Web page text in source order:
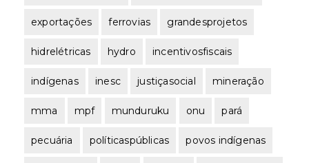
exportações ferrovias grandesprojetos
hidrelétricas hydro incentivosfiscais
indígenas inesc justiçasocial mineração
mma mpf munduruku onu pará
pecuária políticaspúblicas povos indígenas